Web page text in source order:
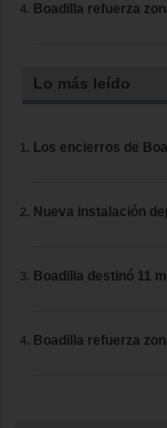
Boadilla refuerza
Lo más leído
Los encierros de
Nueva instalación
Boadilla destinó 11
Boadilla refuerza